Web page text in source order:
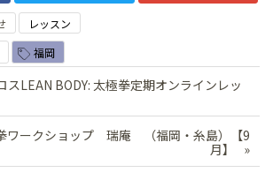
レッスン
福岡
スLEAN BODY: 太極拳定期オンラインレッ
ワークショップ 瑞庵 （福岡・糸島）【9
月】